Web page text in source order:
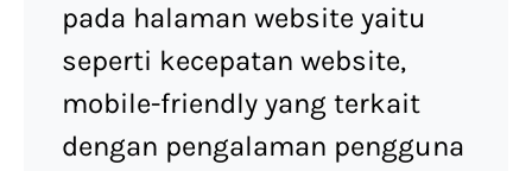
pada halaman website yaitu
seperti kecepatan website,
mobile-friendly yang terkait
dengan pengalaman pengguna